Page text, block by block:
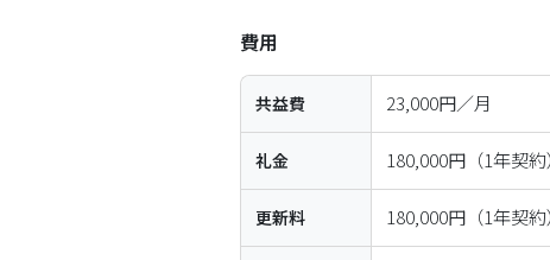
費用
共益費 23,000円／月
礼金 180,000円（1年契
更新料 180,000円（1年契